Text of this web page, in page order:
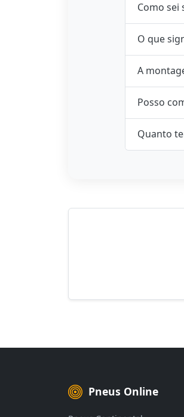
Como sei
O que
A
Posso
Quanto
Pneus Online